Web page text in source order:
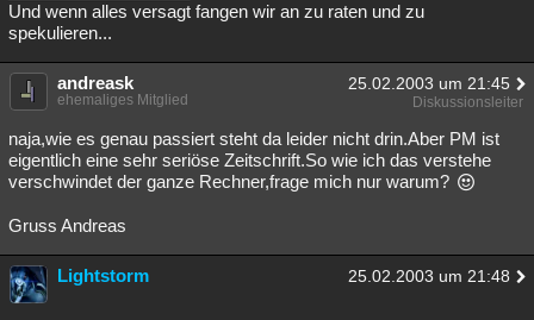
Und wenn alles versagt fangen wir an zu raten und zu
spekulieren...
andreask 25.02.2003 um 21:45
ehemaliges Mitglied Diskussionsleiter
naja,wie es genau passiert steht da leider nicht drin.Aber PM ist
eigentlich eine sehr seriöse Zeitschrift.So wie ich das verstehe
verschwindet der ganze Rechner,frage mich nur warum?
Gruss Andreas
Lightstorm 25.02.2003 um 21:48